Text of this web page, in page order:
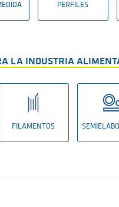
PERFILES
LA INDUSTRIA
FILAMENTOS